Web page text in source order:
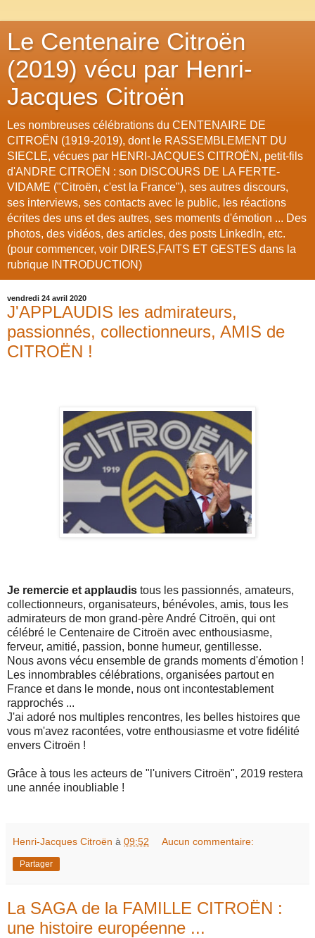
Le Centenaire Citroën
(2019) vécu par Henri-
Jacques Citroën
Les nombreuses célébrations du CENTENAIRE DE
CITROËN (1919-2019), dont le RASSEMBLEMENT DU
SIECLE, vécues par HENRI-JACQUES CITROËN, petit-fils
d'ANDRE CITROËN : son DISCOURS DE LA FERTE-
VIDAME ("Citroën, c'est la France"), ses autres discours,
ses interviews, ses contacts avec le public, les réactions
écrites des uns et des autres, ses moments d'émotion ... Des
photos, des vidéos, des articles, des posts LinkedIn, etc.
(pour commencer, voir DIRES,FAITS ET GESTES dans la
rubrique INTRODUCTION)
vendredi 24 avril 2020
J'APPLAUDIS les admirateurs,
passionnés, collectionneurs, AMIS de
CITROËN !
Je remercie et applaudis tous les passionnés, amateurs,
collectionneurs, organisateurs, bénévoles, amis, tous les
admirateurs de mon grand-père André Citroën, qui ont
célébré le Centenaire de Citroën avec enthousiasme,
ferveur, amitié, passion, bonne humeur, gentillesse.
Nous avons vécu ensemble de grands moments d'émotion !
Les innombrables célébrations, organisées partout en
France et dans le monde, nous ont incontestablement
rapprochés ...
J'ai adoré nos multiples rencontres, les belles histoires que
vous m'avez racontées, votre enthousiasme et votre fidélité
envers Citroën !
Grâce à tous les acteurs de "l'univers Citroën", 2019 restera
une année inoubliable !
Henri-Jacques Citroën à 09:52 Aucun commentaire:
Partager
La SAGA de la FAMILLE CITROËN :
une histoire européenne ...